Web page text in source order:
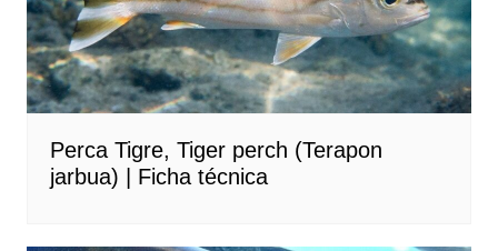
Perca Tigre, Tiger perch (Terapon
jarbua) | Ficha técnica